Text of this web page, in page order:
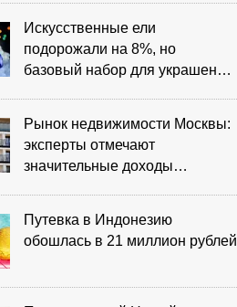
Искусственные ели
подорожали на 8%, но
базовый набор для украшения
Рынок недвижимости Москвы:
эксперты отмечают
значительные доходы
Путевка в Индонезию
обошлась в 21 миллион рублей